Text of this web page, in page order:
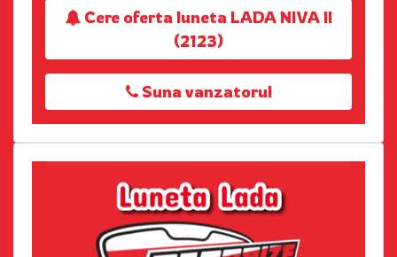
Cere oferta luneta LADA NIVA II
(2123)
Suna vanzatorul